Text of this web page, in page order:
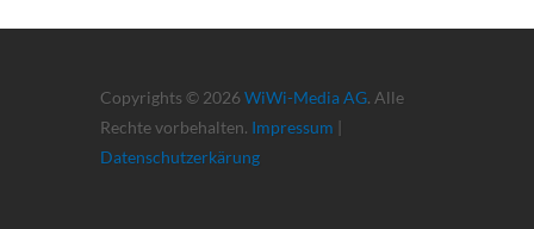
Copyrights © 2026 WiWi-Media AG. Alle
Rechte vorbehalten. Impressum |
Datenschutzerkärung